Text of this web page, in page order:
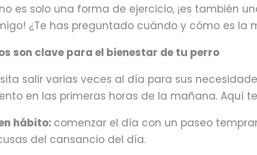
es solo una forma de ejercicio, ¡es también
¿Te has preguntado cuándo y cómo es la
son clave para el bienestar de tu perro
salir varias veces al día para sus
en las primeras horas de la mañana. Aquí
hábito: comenzar el día con un paseo
del cansancio del día.